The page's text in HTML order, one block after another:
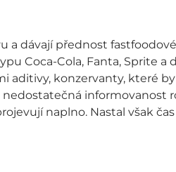
a dávají přednost
Coca-Cola, Fanta, Sprite a
aditivy, konzervanty, které
informovanost
naplno. Nastal však